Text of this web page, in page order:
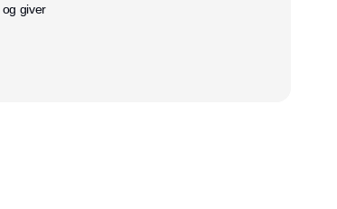
og giver